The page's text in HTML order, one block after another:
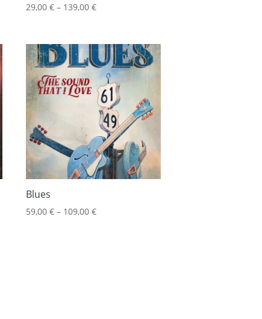
29,00 €– 139,00 €
Blues
59,00 €– 109,00 €